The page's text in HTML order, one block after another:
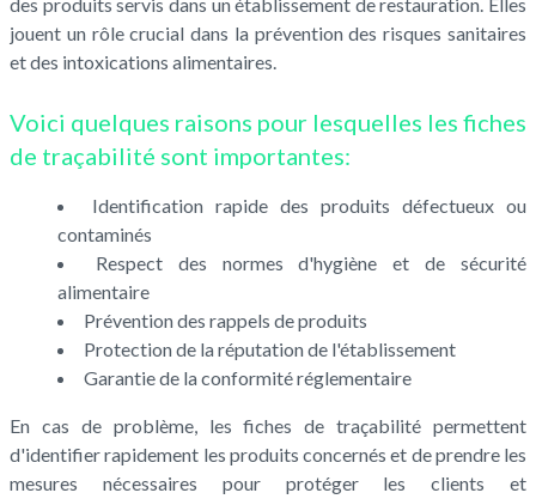
jouent un rôle crucial dans la prévention des risques sanitaires
et des intoxications alimentaires.
Voici quelques raisons pour lesquelles les fiches
de traçabilité sont importantes:
Identification rapide des produits défectueux ou
contaminés
Respect des normes d'hygiène et de sécurité
alimentaire
Prévention des rappels de produits
Protection de la réputation de l'établissement
Garantie de la conformité réglementaire
En cas de problème, les fiches de traçabilité permettent
d'identifier rapidement les produits concernés et de prendre les
mesures nécessaires pour protéger les clients et